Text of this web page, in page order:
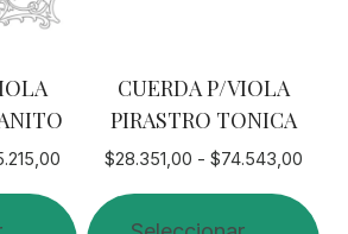
página
de
producto
Rango
precios:
CUERDA P/VIOLA
PIRASTRO TONICA
$28.351,00 - $74.543,00